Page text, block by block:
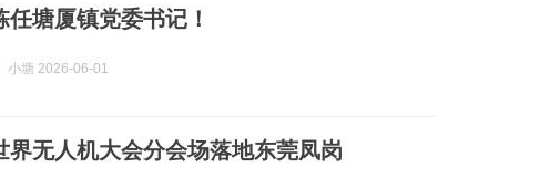
任塘厦镇党委书记！
小塘 2026-06-01
界无人机大会分会场落地东莞凤岗